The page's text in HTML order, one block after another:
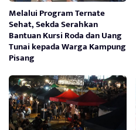
Melalui Program Ternate
Sehat, Sekda Serahkan
Bantuan Kursi Roda dan Uang
Tunai kepada Warga Kampung
Pisang